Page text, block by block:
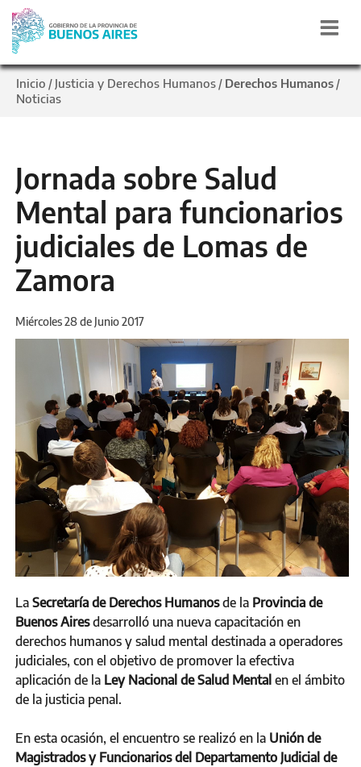
Inicio / Justicia y Derechos Humanos / Derechos Humanos /
Noticias
Jornada sobre Salud
Mental para funcionarios
judiciales de Lomas de
Zamora
Miércoles 28 de Junio 2017
La Secretaría de Derechos Humanosde la Provincia de
Buenos Airesdesarrolló una nueva capacitación en
derechos humanos y salud mental destinada a operadores
judiciales, con el objetivo de promover la efectiva
aplicación de la Ley Nacional de Salud Mental en el ámbito
de la justicia penal.
En esta ocasión, el encuentro se realizó en la Unión de
Magistrados y Funcionarios del Departamento Judicial de